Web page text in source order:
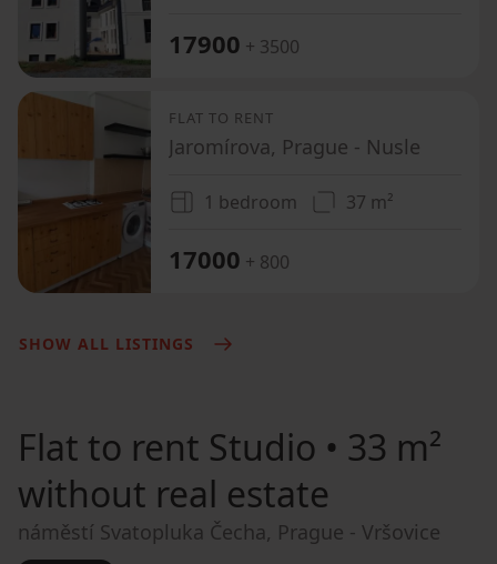
17900 + 3500
FLAT TO RENT
Jaromírova, Prague - Nusle
1 bedroom 37 m²
17000 + 800
SHOW ALL LISTINGS
Flat to rent Studio • 33 m²
without real estate
náměstí Svatopluka Čecha, Prague - Vršovice